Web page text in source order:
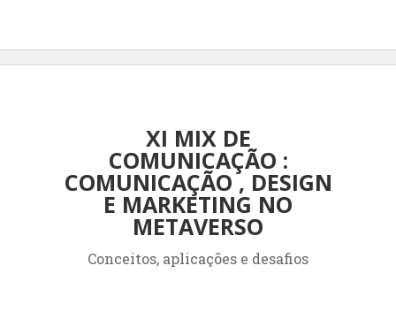
XI MIX DE
COMUNICAÇÃO :
COMUNICAÇÃO , DESIGN
E MARKETING NO
METAVERSO
Conceitos, aplicações e desafios